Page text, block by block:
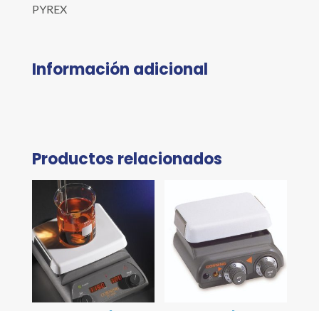
PYREX
Información adicional
Productos relacionados